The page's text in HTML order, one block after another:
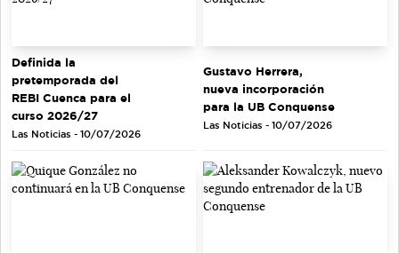
Definida la
pretemporada del
REBI Cuenca para el
curso 2026/27
Las Noticias - 10/07/2026
Gustavo Herrera,
nueva incorporación
para la UB Conquense
Las Noticias - 10/07/2026